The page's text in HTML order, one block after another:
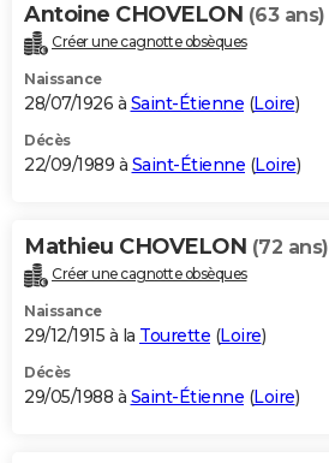
Antoine CHOVELON (63 ans)
Créer une cagnotte obsèques
Naissance
28/07/1926 à Saint-Étienne (Loire)
Décès
22/09/1989 à Saint-Étienne (Loire)
Mathieu CHOVELON (72 ans)
Créer une cagnotte obsèques
Naissance
29/12/1915 à la Tourette (Loire)
Décès
29/05/1988 à Saint-Étienne (Loire)